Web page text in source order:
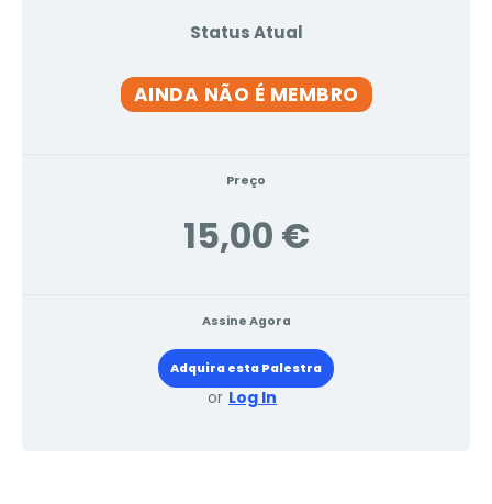
Status Atual
AINDA NÃO É MEMBRO
Preço
15,00 €
Assine Agora
Adquira esta Palestra
or Log In